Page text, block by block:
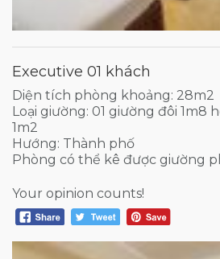
Executive 01 khách
Diện tích phòng khoảng: 28m2
Loại giường: 01 giường đôi 1m8
1m2
Hướng: Thành phố
Phòng có thể kê được giường
Your opinion counts!